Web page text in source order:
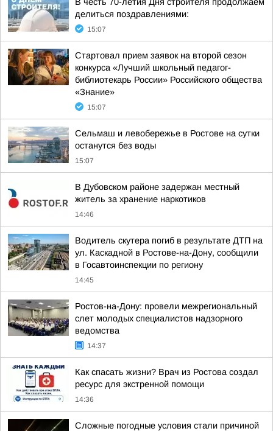
делиться поздравлениями:
15:07
Стартовал прием заявок на второй сезон
конкурса «Лучший школьный педагог-
библиотекарь России» Российского общества
«Знание»
15:07
Сельмаш и левобережье в Ростове на сутки
останутся без воды
15:07
В Дубовском районе задержан местный
житель за хранение наркотиков
14:46
Водитель скутера погиб в результате ДТП на
ул. Каскадной в Ростове-на-Дону, сообщили
в Госавтоинспекции по региону
14:45
Ростов-на-Дону: провели межрегиональный
слет молодых специалистов надзорного
ведомства
14:37
Как спасать жизни? Врач из Ростова создал
ресурс для экстренной помощи
14:36
Сложные погодные условия стали причиной